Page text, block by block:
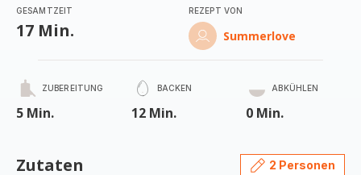
GESAMTZEIT
17 Min.
REZEPT VON
Summerlove
ZUBEREITUNG
5 Min.
BACKEN
12 Min.
ABKÜHLEN
0 Min.
Zutaten 2 Personen